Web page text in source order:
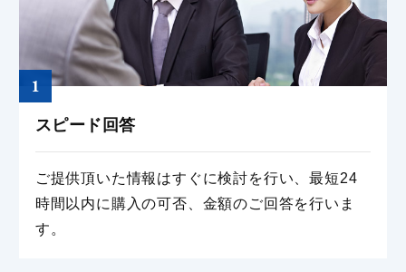
1
スピード回答
ご提供頂いた情報はすぐに検討を⾏い、最短24
時間以内に購⼊の可否、⾦額のご回答を⾏いま
す。